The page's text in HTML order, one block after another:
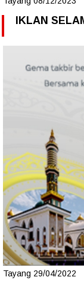
IKLAN
Tayang 29/04/2022